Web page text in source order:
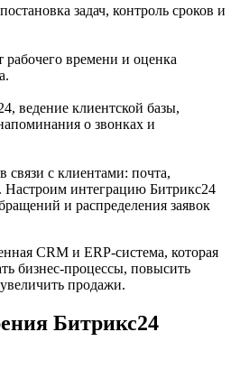
задач, контроль сроков и
рабочего времени и оценка
ведение клиентской базы,
о звонках и
связи с клиентами: почта,
Настроим интеграцию Битрикс24
и распределения заявок
CRM и ERP-система, которая
бизнес-процессы, повысить
продажи.
Битрикс24